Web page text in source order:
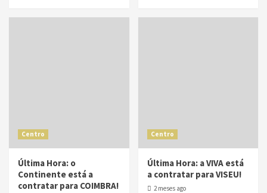
Centro
Última Hora: o
Continente está a
contratar para COIMBRA!
Centro
Última Hora: a VIVA está
a contratar para VISEU!
2 meses ago